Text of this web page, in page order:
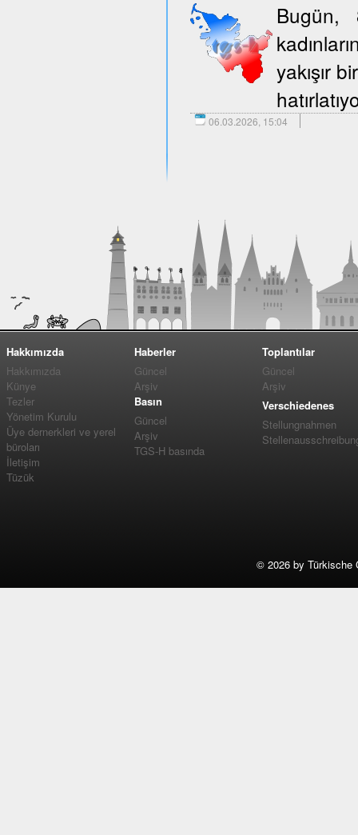
Bugün,
yakışır
06.03.2026, 15:04
Hakkımızda
Hakkımızda
Künye
Tezler
Yönetim Kurulu
Üye dernerkleri ve yerel
büroları
İletişim
Tüzük
Haberler
Güncel
Arşiv
Basın
Güncel
Arşiv
TGS-H basında
Toplantılar
Güncel
Arşiv
Verschiedenes
Stellungnahmen
© 2026 by Türkische